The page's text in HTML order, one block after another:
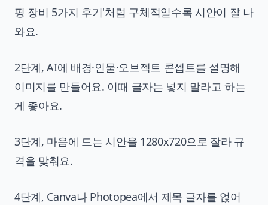
핑 장비 5가지 후기'처럼 구체적일수록 시안이 잘 나
와요.
2단계, AI에 배경·인물·오브젝트 콘셉트를 설명해
이미지를 만들어요. 이때 글자는 넣지 말라고 하는
게 좋아요.
3단계, 마음에 드는 시안을 1280x720으로 잘라 규
격을 맞춰요.
4단계, Canva나 Photopea에서 제목 글자를 얹어